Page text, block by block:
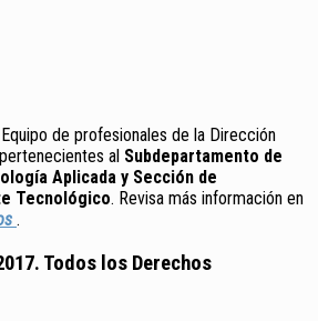
de profesionales de la Dirección
al Subdepartamento de
Aplicada y Sección de
Tecnológico. Revisa más información en
.
Todos los Derechos